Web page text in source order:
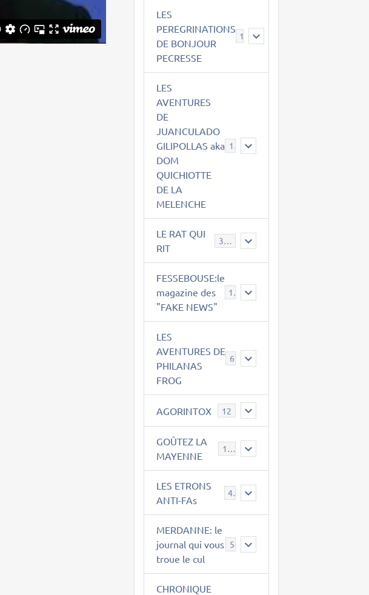
LES
PEREGRINATIONS
DE BONJOUR
PECRESSE
14
LES
AVENTURES
DE
JUANCULADO
GILIPOLLAS aka
DOM
QUICHIOTTE
DE LA
MELENCHE
119
LE RAT QUI
RIT
395
FESSEBOUSE:le
magazine des
"FAKE NEWS"
19
LES
AVENTURES DE
PHILANAS
FROG
AGORINTOX 12
GOÛTEZ LA
MAYENNE
189
LES ETRONS
ANTI-FAs
4
MERDANNE: le
journal qui vous
troue le cul
CHRONIQUE